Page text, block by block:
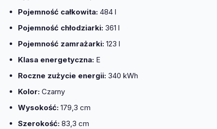
Pojemność całkowita:484 l
Pojemność chłodziarki:361 l
Pojemność zamrażarki:123 l
Klasa energetyczna:E
Roczne zużycie energii:340 kWh
Kolor:Czarny
Wysokość:179,3 cm
Szerokość:83,3 cm